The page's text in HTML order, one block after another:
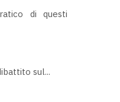
di questi
sul...